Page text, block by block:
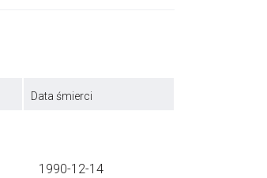
Data śmierci
1990-12-14